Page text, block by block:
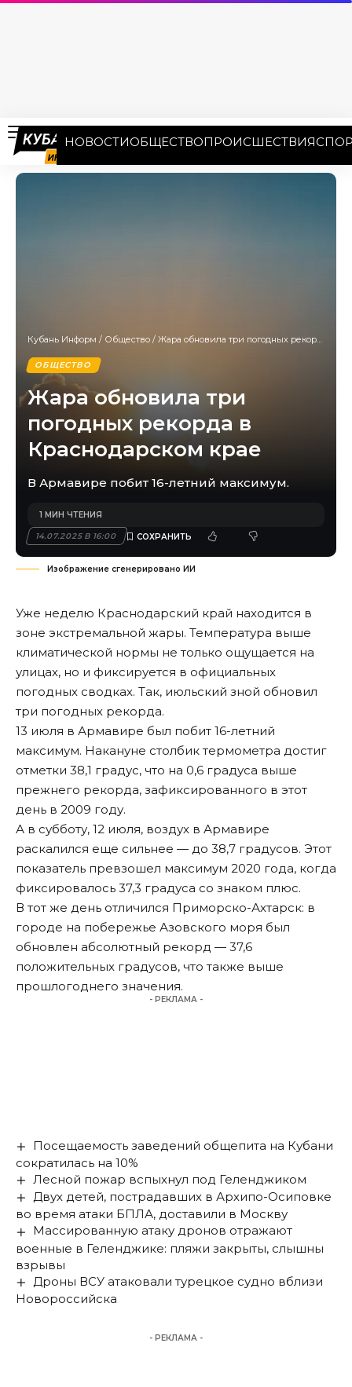
НОВОСТИОБЩЕСТВОПРОИСШЕСТВИЯ
Кубань Информ / Общество / Жара обновила три погодных рекорда в Краснодарском крае
ОБЩЕСТВО
Жара обновила три
погодных рекорда в
Краснодарском крае
В Армавире побит 16-летний максимум.
14.07.2025 В 16:00
1 МИН ЧТЕНИЯ
Изображение сгенерировано ИИ
Уже неделю Краснодарский край находится в
зоне экстремальной жары. Температура выше
климатической нормы не только ощущается на
улицах, но и фиксируется в официальных
погодных сводках. Так, июльский зной обновил
три погодных рекорда.
13 июля в Армавире был побит 16-летний
максимум. Накануне столбик термометра достиг
отметки 38,1 градус, что на 0,6 градуса выше
прежнего рекорда, зафиксированного в этот
день в 2009 году.
А в субботу, 12 июля, воздух в Армавире
раскалился еще сильнее — до 38,7 градусов. Этот
показатель превзошел максимум 2020 года, когда
фиксировалось 37,3 градуса со знаком плюс.
В тот же день отличился Приморско-Ахтарск: в
городе на побережье Азовского моря был
обновлен абсолютный рекорд — 37,6
положительных градусов, что также выше
прошлогоднего значения.
- РЕКЛАМА -
Посещаемость заведений общепита на Кубани
сократилась на 10%
Лесной пожар вспыхнул под Геленджиком
Двух детей, пострадавших в Архипо-Осиповке
во время атаки БПЛА, доставили в Москву
Массированную атаку дронов отражают
военные в Геленджике: пляжи закрыты, слышны
взрывы
Дроны ВСУ атаковали турецкое судно вблизи
Новороссийска
- РЕКЛАМА -